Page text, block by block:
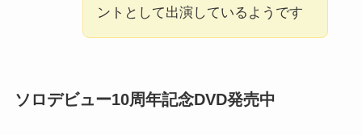
ントとして出演しているようです
ソロデビュー10周年記念DVD発売中